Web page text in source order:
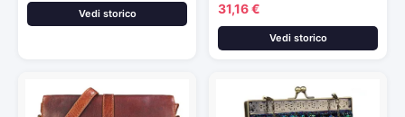
Vedi storico 31,16 €
Vedi storico